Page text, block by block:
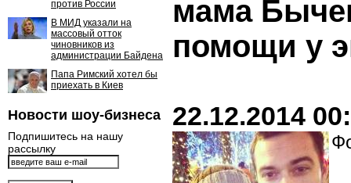
против России
В МИД указали на
массовый отток
чиновников из
администрации Байдена
Папа Римский хотел бы
приехать в Киев
Новости шоу-бизнеса
Подпишитесь на нашу
рассылку
мама
помощи у
22.12.2014